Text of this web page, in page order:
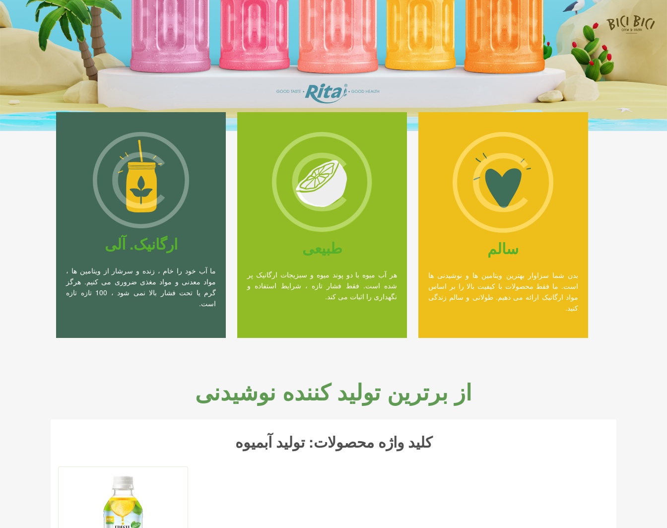
ارگانیک. آلی
ما آب خود را خام ، زنده و سرشار از ویتامین ها ،
مواد معدنی و مواد مغذی ضروری می کنیم. هرگز
گرم یا تحت فشار بالا نمی شود ، 100 تازه تازه
است.
طبیعی
هر آب میوه با دو پوند میوه و سبزیجات ارگانیک پر
شده است. فقط فشار تازه ، شرایط استفاده و
نگهداری را اثبات می کند.
سالم
بدن شما سزاوار بهترین ویتامین ها و نوشیدنی ها
است. ما فقط محصولات با کیفیت بالا را بر اساس
مواد ارگانیک ارائه می دهیم. طولانی و سالم زندگی
کنید.
از برترین تولید کننده نوشیدنی
کلید واژه محصولات: تولید آبمیوه